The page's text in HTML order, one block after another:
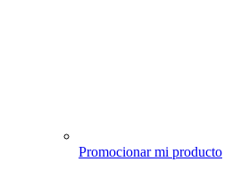
Promocionar mi producto